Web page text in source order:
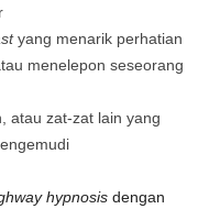
yang menarik perhatian
menelepon seseorang
atau zat-zat lain yang
hypnosis dengan